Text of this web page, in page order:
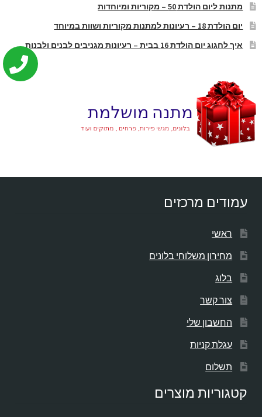
מתנות ליום הולדת 50 – מקוריות ומיוחדות
יום הולדת 18 – רעיונות למתנות מקוריות ושוות במיוחד
איך לחגוג יום הולדת 16 בבית – רעיונות מגניבים לבנים ולבנות
עמודים מרכזים
ראשי
מחירון משלוחי בלונים
בלוג
צור קשר
החשבון שלי
עגלת קניות
תשלום
קטגוריות מוצרים